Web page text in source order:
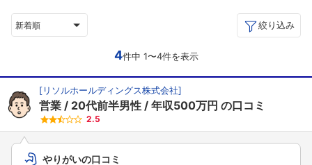
新着順 絞り込み
4件中 1〜4件を表示
[リソルホールディングス株式会社]
営業 20代前半男性 年収500万円 の口コミ
2.5
やりがいの口コミ